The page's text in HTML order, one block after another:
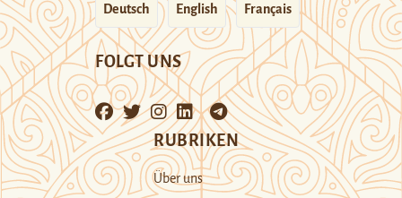
Deutsch English Français
FOLGT UNS
RUBRIKEN
Über uns